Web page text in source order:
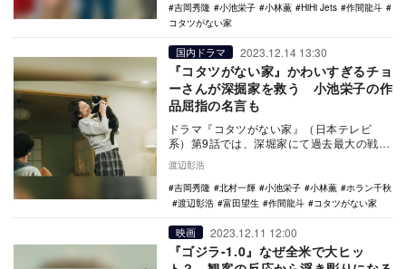
吉岡秀隆
小池栄子 小林薫 HiHi Jets
作間龍斗
コタツがない家
国内ドラマ 2023.12.14 13:30
『コタツがない家』かわいすぎるチョ
ーさんが深掘家を救う 小池栄子の作
品屈指の名言も
ドラマ『コタツがない家』（日本テレビ
系）第9話では、深堀家にて過去最大の戦い
が巻き起こる。それが、離婚したくない一
家の大黒柱・万…
渡辺彰浩
吉岡秀隆
北村一輝 小池栄子 小林薫
ホラン千秋
渡辺彰浩
富田望生 作間龍斗 コタツがない家
映画 2023.12.11 12:00
『ゴジラ-1.0』なぜ全米で大ヒッ